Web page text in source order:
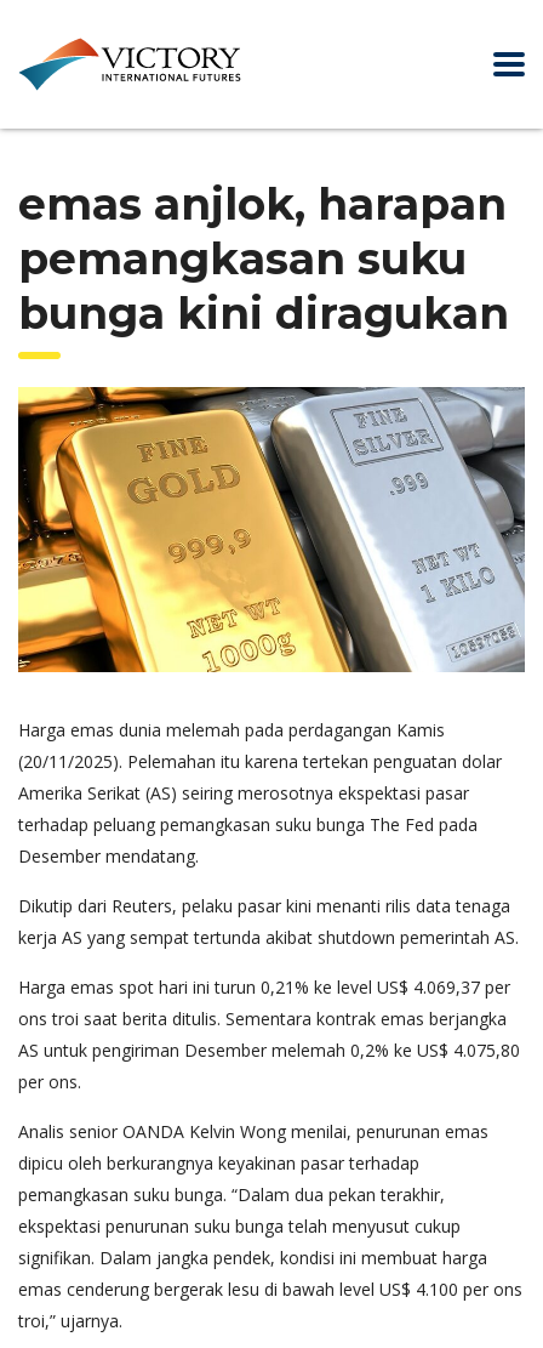
emas anjlok, harapan
pemangkasan suku
bunga kini diragukan
Harga emas dunia melemah pada perdagangan Kamis
(20/11/2025). Pelemahan itu karena tertekan penguatan dolar
Amerika Serikat (AS) seiring merosotnya ekspektasi pasar
terhadap peluang pemangkasan suku bunga The Fed pada
Desember mendatang.
Dikutip dari Reuters, pelaku pasar kini menanti rilis data tenaga
kerja AS yang sempat tertunda akibat shutdown pemerintah AS.
Harga emas spot hari ini turun 0,21% ke level US$ 4.069,37 per
ons troi saat berita ditulis. Sementara kontrak emas berjangka
AS untuk pengiriman Desember melemah 0,2% ke US$ 4.075,80
per ons.
Analis senior OANDA Kelvin Wong menilai, penurunan emas
dipicu oleh berkurangnya keyakinan pasar terhadap
pemangkasan suku bunga. “Dalam dua pekan terakhir,
ekspektasi penurunan suku bunga telah menyusut cukup
signifikan. Dalam jangka pendek, kondisi ini membuat harga
emas cenderung bergerak lesu di bawah level US$ 4.100 per ons
troi,” ujarnya.